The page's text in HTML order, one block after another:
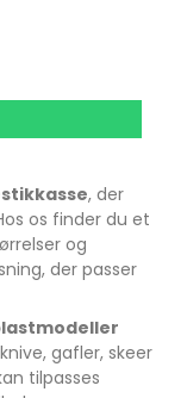
, der
os finder du et
og
der passer
gafler, skeer
tilpasses